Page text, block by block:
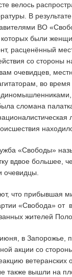
велось
В
ВО
были
расценённый
со стороны
очевидцев,
во время
сломана
«Свободы»
вдвое большее,
очевидцы.
что прибывшая
«Свобода» от
жителей
в Запорожье,
акции со
ветеранских
также вышли на